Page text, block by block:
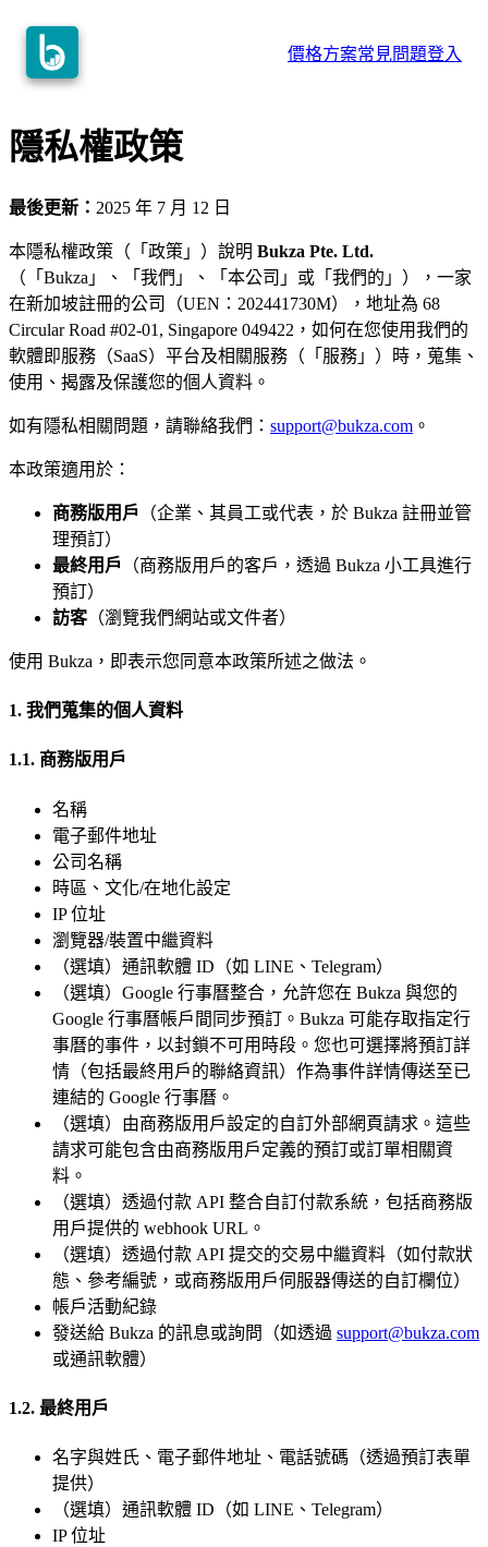
價格方案常見問題登入
隱私權政策
最後更新： 2025 年 7 月 12 日
本隱私權政策（「政策」）說明 Bukza Pte. Ltd.
（「Bukza」、「我們」、「本公司」或「我們的」），一家
在新加坡註冊的公司（UEN：202441730M），地址為 68
Circular Road #02-01, Singapore 049422，如何在您使用我們的
軟體即服務（SaaS）平台及相關服務（「服務」）時，蒐集、
使用、揭露及保護您的個人資料。
如有隱私相關問題，請聯絡我們： support@bukza.com 。
本政策適用於：
商務版用戶
（企業、其員工或代表，於 Bukza 註冊並管
理預訂）
最終用戶
（商務版用戶的客戶，透過 Bukza 小工具進行
預訂）
訪客（瀏覽我們網站或文件者）
使用 Bukza，即表示您同意本政策所述之做法。
1. 我們蒐集的個人資料
1.1. 商務版用戶
名稱
電子郵件地址
公司名稱
時區、文化/在地化設定
IP 位址
瀏覽器/裝置中繼資料
（選填）通訊軟體 ID（如 LINE、Telegram）
（選填）Google 行事曆整合，允許您在 Bukza 與您的
Google 行事曆帳戶間同步預訂。Bukza 可能存取指定行
事曆的事件，以封鎖不可用時段。您也可選擇將預訂詳
情（包括最終用戶的聯絡資訊）作為事件詳情傳送至已
連結的 Google 行事曆。
（選填）由商務版用戶設定的自訂外部網頁請求。這些
請求可能包含由商務版用戶定義的預訂或訂單相關資
料。
（選填）透過付款 API 整合自訂付款系統，包括商務版
用戶提供的 webhook URL。
（選填）透過付款 API 提交的交易中繼資料（如付款狀
態、參考編號，或商務版用戶伺服器傳送的自訂欄位）
帳戶活動紀錄
發送給 Bukza 的訊息或詢問（如透過 support@bukza.com
或通訊軟體）
1.2. 最終用戶
名字與姓氏、電子郵件地址、電話號碼（透過預訂表單
提供）
（選填）通訊軟體 ID（如 LINE、Telegram）
IP 位址